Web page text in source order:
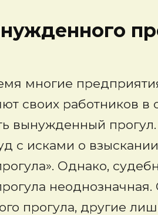
многие
своих работников в
вынужденный
с исками о
Однако,
прогула, другие